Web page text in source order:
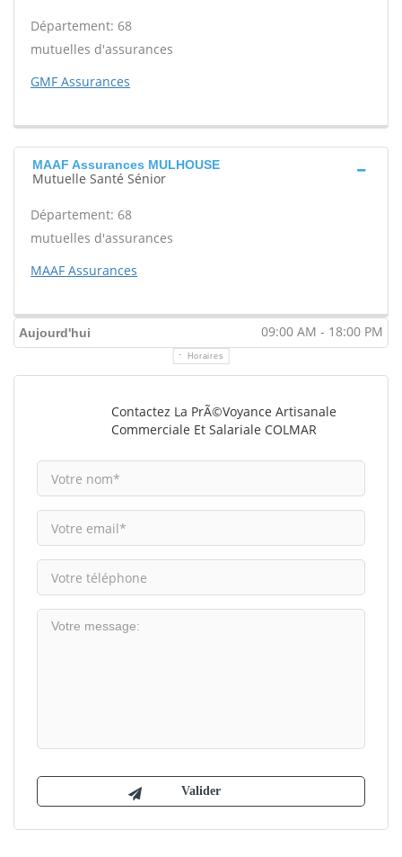
Département: 68
mutuelles d'assurances
GMF Assurances
MAAF Assurances MULHOUSE
Mutuelle Santé Sénior
Département: 68
mutuelles d'assurances
MAAF Assurances
Aujourd'hui 09:00 AM - 18:00 PM
Horaires
Contactez La PrÃ©voyance Artisanale
Commerciale Et Salariale COLMAR